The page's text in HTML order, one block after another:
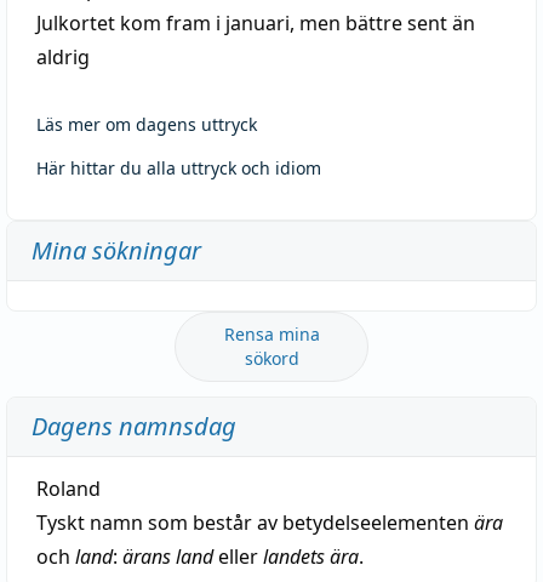
Julkortet kom fram i januari, men bättre sent än
aldrig
Läs mer om dagens uttryck
Här hittar du alla uttryck och idiom
Mina sökningar
Rensa mina
sökord
Dagens namnsdag
Roland
Tyskt namn som består av betydelseelementen ära
och land: ärans landellerlandets ära.